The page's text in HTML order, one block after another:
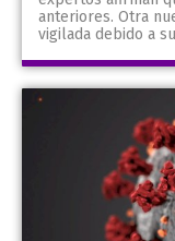
anteriores. Otra
vigilada debido a